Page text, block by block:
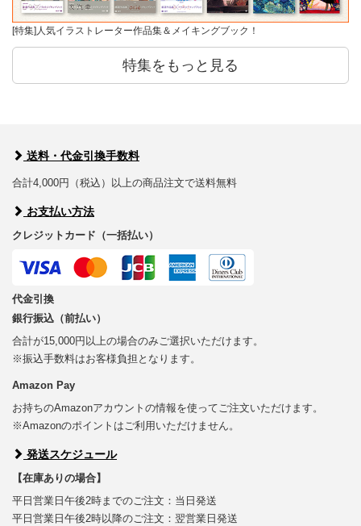
[特集]人気イラストレーター作品集＆メイキングブック！
特集をもっと見る
送料・代金引換手数料
合計4,000円（税込）以上の商品注文で送料無料
お支払い方法
クレジットカード（一括払い）
代金引換
銀行振込（前払い）
合計が15,000円以上の場合のみご選択いただけます。
※振込手数料はお客様負担となります。
Amazon Pay
お持ちのAmazonアカウントの情報を使ってご注文いただけます。
※Amazonのポイントはご利用いただけません。
発送スケジュール
【在庫ありの場合】
平日営業日午後2時までのご注文：当日発送
平日営業日午後2時以降のご注文：翌営業日発送